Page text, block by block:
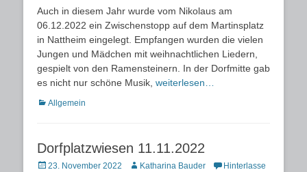
Auch in diesem Jahr wurde vom Nikolaus am
06.12.2022 ein Zwischenstopp auf dem Martinsplatz
in Nattheim eingelegt. Empfangen wurden die vielen
Jungen und Mädchen mit weihnachtlichen Liedern,
gespielt von den Ramensteinern. In der Dorfmitte gab
es nicht nur schöne Musik, weiterlesen…
Kategorien
Allgemein
Dorfplatzwiesen 11.11.2022
Posted23. November 2022 AutorKatharina Bauder
Hinterlasse